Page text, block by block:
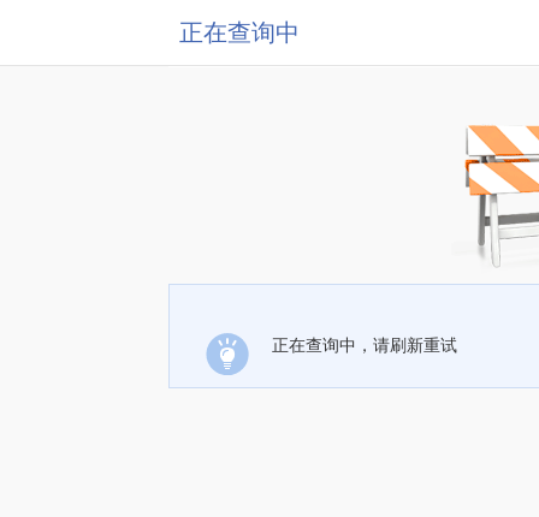
正在查询中
正在查询中，请刷新重试